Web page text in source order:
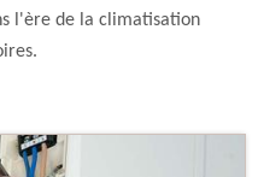
l'ère de la climatisation